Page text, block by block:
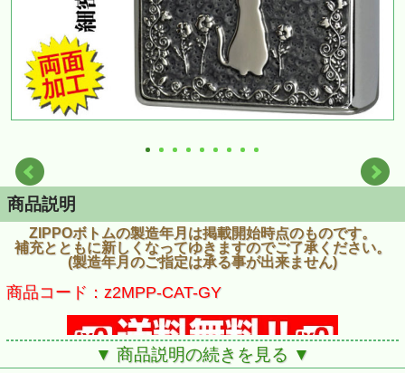
商品説明
ZIPPOボトムの製造年月は掲載開始時点のものです。
補充とともに新しくなってゆきますのでご了承ください。
(製造年月のご指定は承る事が出来ません)
商品コード：z2MPP-CAT-GY
▼ 商品説明の続きを見る ▼